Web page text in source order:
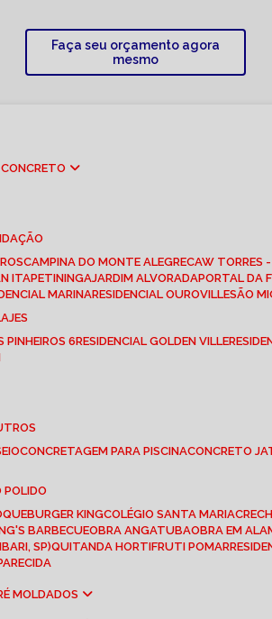
Faça seu orçamento agora
mesmo
CONCRETO
CAMPINA DO MONTE ALEGRE CAW TORRES
ITAPETININGA JARDIM ALVORADA PORTAL DA
MARINA RESIDENCIAL OUROVILLE SÃO
LAJES
PINHEIROS 6 RESIDENCIAL GOLDEN VILLE
CONCRETAGEM PARA PISCINA CONCRETO
POLIDO
BURGER KING COLÉGIO SANTA MARIA
BARBECUE OBRA ANGATUBA OBRA EM
SP) QUITANDA HORTIFRUTI POMAR
MOLDADOS